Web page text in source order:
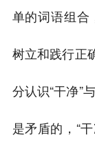
单的词语组合
树立和践行正
分认识“干净”
是矛盾的，“干